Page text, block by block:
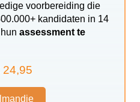
voorbereiding die
kandidaten in 14
assessment te
24,95